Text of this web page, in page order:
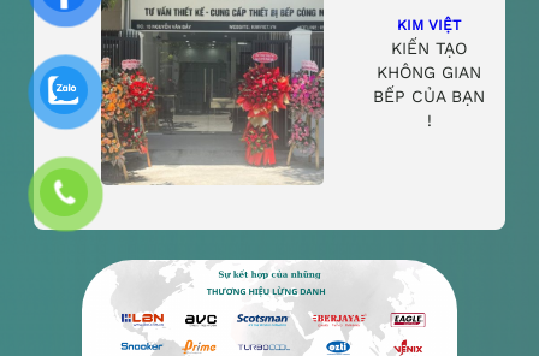
KIM VIỆT
KIẾN TẠO
KHÔNG GIAN
BẾP CỦA BẠN
!